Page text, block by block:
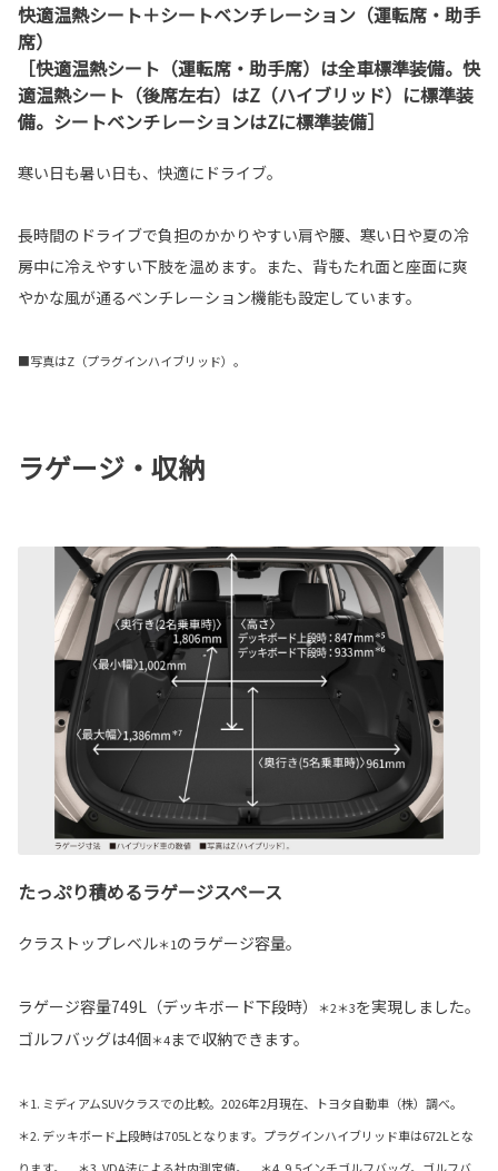
快適温熱シート＋シートベンチレーション（運転席・助手
席）
［快適温熱シート（運転席・助手席）は全車標準装備。快
適温熱シート（後席左右）はZ（ハイブリッド）に標準装
備。シートベンチレーションはZに標準装備］
寒い日も暑い日も、快適にドライブ。
長時間のドライブで負担のかかりやすい肩や腰、寒い日や夏の冷
房中に冷えやすい下肢を温めます。また、背もたれ面と座面に爽
やかな風が通るベンチレーション機能も設定しています。
■写真はZ（プラグインハイブリッド）。
ラゲージ・収納
たっぷり積めるラゲージスペース
クラストップレベル＊1のラゲージ容量。
ラゲージ容量749L（デッキボード下段時） ＊2＊3を実現しました。
ゴルフバッグは4個＊4まで収納できます。
＊1. ミディアムSUVクラスでの比較。2026年2月現在、トヨタ自動車（株）調べ。
＊2. デッキボード上段時は705Lとなります。プラグインハイブリッド車は672Lとな